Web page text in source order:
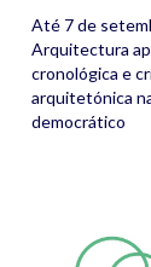
Até 7 de
Arquitectura
cronológica e
arquitetónica
democrático